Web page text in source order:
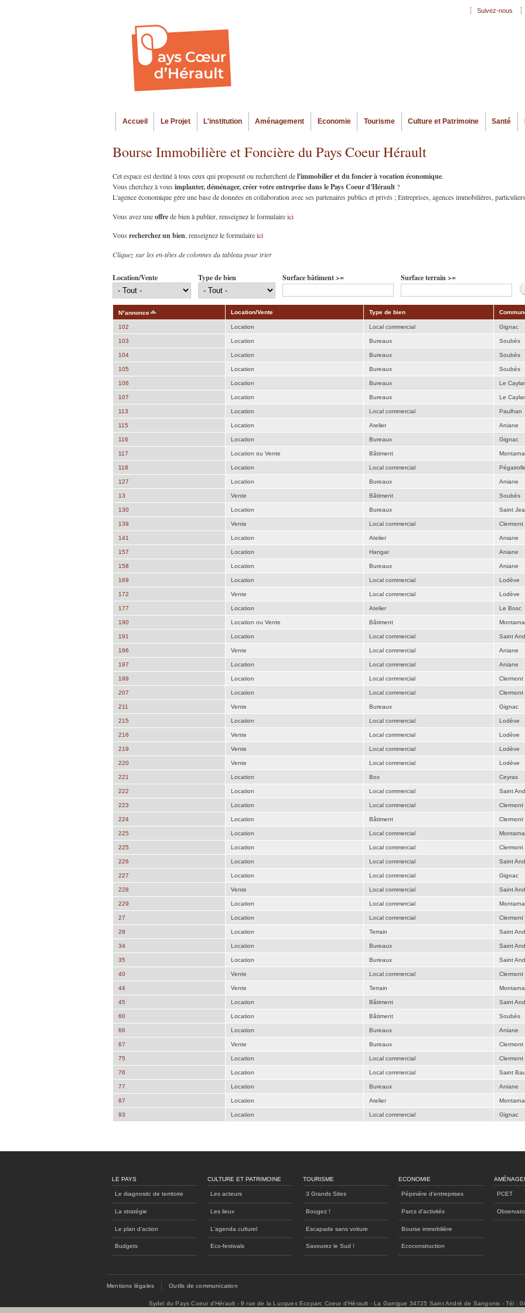
Menu principal
Accueil Le Projet L'institution Aménagement Economie Tourisme Culture et Patrimoine Santé
Suivez-nous
Bourse Immobilière et Foncière du Pays Coeur Hérault
Cet espace est destiné à tous ceux qui proposent ou recherchent del'immobilier et du foncier à vocation économique.
Vous cherchez à vous implanter, déménager, créer votre entreprise dans le Pays Coeur d'Hérault ?
L'agence économique gère une base de données en collaboration avec ses partenaires publics et privés ; Entreprises, agences immobilières,
Vous avez uneoffrede bien à publier, renseignez le formulaireici
Vous recherchez un bien, renseignez le formulaireici
Cliquez sur les en-têtes de colonnes du tableau pour trier
Location/Vente Type de bien Surface bâtiment >= Surface terrain >=
N°annonce Location/Vente Type de bien
102 Location Local commercial Gignac
103 Location Bureaux Soubès
104 Location Bureaux Soubès
105 Location Bureaux Soubès
106 Location Bureaux Le Caylar
107 Location Bureaux Le Caylar
113 Location Local commercial Paulhan
115 Location Atelier Aniane
116 Location Bureaux Gignac
117 Location ou Vente Bâtiment
118 Location Local commercial
127 Location Bureaux Aniane
13 Vente Bâtiment Soubès
130 Location Bureaux Saint
139 Vente Local commercial Clermont
141 Location Atelier Aniane
157 Location Hangar Aniane
158 Location Bureaux Aniane
169 Location Local commercial Lodève
172 Vente Local commercial Lodève
177 Location Atelier Le Bosc
190 Location ou Vente Bâtiment
191 Location Local commercial Saint
196 Vente Local commercial Aniane
197 Location Local commercial Aniane
199 Location Local commercial Clermont
207 Location Local commercial Clermont
211 Vente Bureaux Gignac
215 Location Local commercial Lodève
216 Vente Local commercial Lodève
219 Vente Local commercial Lodève
220 Vente Local commercial Lodève
221 Location Box Ceyras
222 Location Local commercial Saint
223 Location Local commercial Clermont
224 Location Bâtiment Clermont
225 Location Local commercial
225 Location Local commercial Clermont
226 Location Local commercial Saint
227 Location Local commercial Gignac
228 Vente Local commercial Saint
229 Location Local commercial
27 Location Local commercial Clermont
28 Location Terrain Saint
34 Location Bureaux Saint
35 Location Bureaux Saint
40 Vente Local commercial Clermont
44 Vente Terrain
45 Location Bâtiment Saint
60 Location Bâtiment Soubès
66 Location Bureaux Aniane
67 Vente Bureaux Clermont
75 Location Local commercial Clermont
76 Location Local commercial Saint
77 Location Bureaux Aniane
87 Location Atelier
93 Location Local commercial Gignac
LE PAYS
Le diagnositc de territoire
La stratégie
Le plan d'action
Budgets
CULTURE ET PATRIMOINE
Les acteurs
Les lieux
L'agenda culturel
Eco-festivals
TOURISME
3 Grands Sites
Bougez !
Escapade sans voiture
Savourez le Sud !
ECONOMIE
Pépinière d'entreprises
Parcs d'activités
Bourse immobilière
Ecoconstruction
PCET
Mentions légales Outils de communication
Sydel du Pays Coeur d'Hérault - 9 rue de la Lucques Ecoparc Coeur d'Hérault - La Garrigue 34725 Saint André de Sangonis - Tél :